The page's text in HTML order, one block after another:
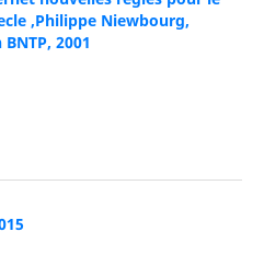
,Philippe Niewbourg,
2001